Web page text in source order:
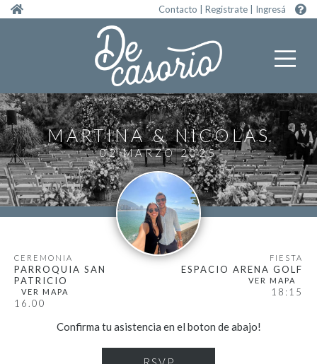
Pasar al contenido principal Contacto Registrate Ingresá
MARTINA NICOLAS
02 MARZO 2025
CEREMONIA
PARROQUIA SAN
PATRICIO
16.00
FIESTA
ESPACIO ARENA GOLF
18:15
Confirma tu asistencia en el boton de abajo!